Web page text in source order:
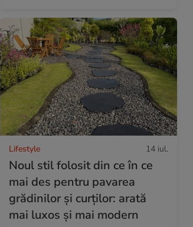
Lifestyle 14 iul.
Noul stil folosit din ce în ce
mai des pentru pavarea
grădinilor și curților: arată
mai luxos și mai modern